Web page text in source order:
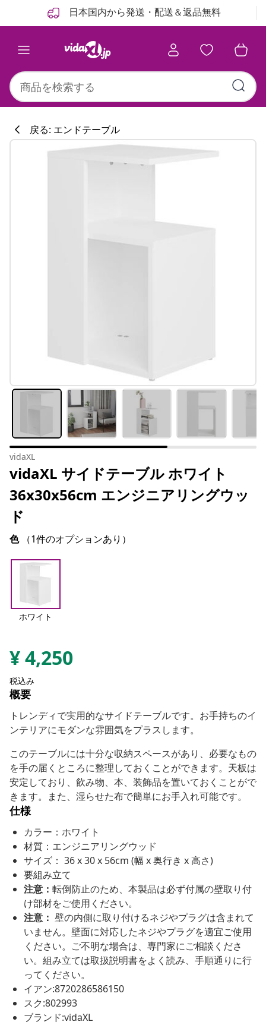
日本国内から発送・配送＆返品無料
戻る: エンドテーブル
vidaXL
vidaXL サイドテーブル ホワイト
36x30x56cm エンジニアリングウッ
ド
色 （1件のオプションあり）
ホワイト
¥4,250
税込み
概要
トレンディで実用的なサイドテーブルです。お手持ちのイ
ンテリアにモダンな雰囲気をプラスします。
このテーブルには十分な収納スペースがあり、必要なもの
を手の届くところに整理しておくことができます。天板は
安定しており、飲み物、本、装飾品を置いておくことがで
きます。また、湿らせた布で簡単にお手入れ可能です。
仕様
カラー：ホワイト
材質：エンジニアリングウッド
サイズ： 36 x 30 x 56cm (幅 x 奥行き x 高さ)
要組み立て
注意： 転倒防止のため、本製品は必ず付属の壁取り付
け部材をご使用ください。
注意： 壁の内側に取り付けるネジやプラグは含まれて
いません。壁面に対応したネジやプラグを適宜ご使用
ください。ご不明な場合は、専門家にご相談くださ
い。組み立ては取扱説明書をよく読み、手順通りに行
ってください。
イアン:8720286586150
スク:802993
ブランド:vidaXL